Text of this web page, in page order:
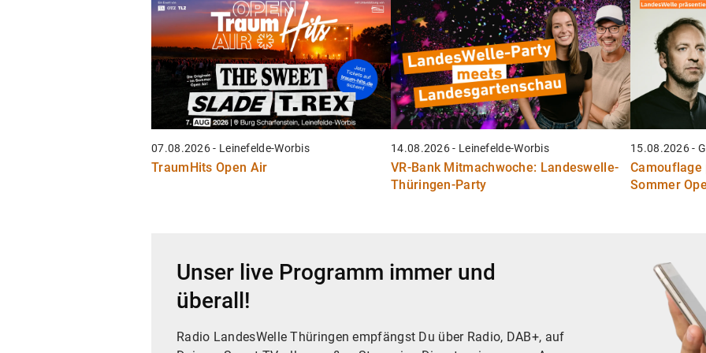
07.08.2026 - Leinefelde-Worbis
TraumHits Open Air
14.08.2026 - Leinefelde-Worbis
VR-Bank Mitmachwoche: Landeswelle-
Thüringen-Party
15.08.2026 -
Camouflage
Sommer
Unser live Programm immer und
überall!
Radio LandesWelle Thüringen empfängst Du über Radio, DAB+, auf